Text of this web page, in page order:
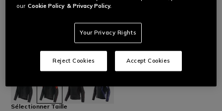
PERSONNALISABLE
RACING 5 - BLOUSON MOTO EN CUIR
Veste de moto en cuir à coupe sportive et confortable, sliders
en aluminium sur les épaules, inserts en cuir élastique et
prises d’air pour un confort thermique maximal. La toute
dernière évolution de la veste sportive Dainese.
sélectionné
Sélectionner Taille
our Cookie Policy & Privacy Policy.
Your Privacy Rights
Reject Cookies Accept Cookies